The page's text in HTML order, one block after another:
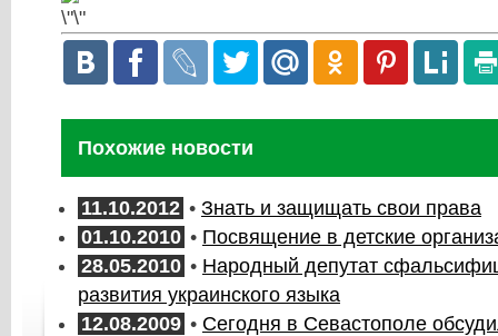
Похожие новости
11.10.2012 • Знать и защищать свои права
01.10.2010 • Посвящение в детские
28.05.2010 • Народный депутат
развития украинского языка
12.08.2009 • Сегодня в Севастополе